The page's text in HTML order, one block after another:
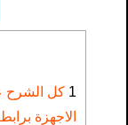
1 كل الشرح
الاجهزة